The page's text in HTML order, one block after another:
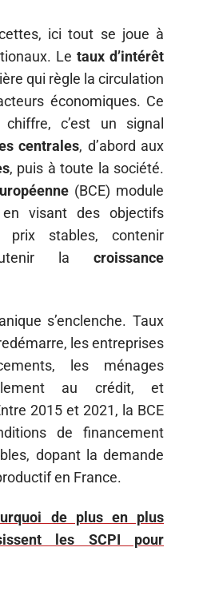
ici tout se joue à
Le taux d’intérêt
qui règle la circulation
économiques. Ce
c’est un signal
centrales, d’abord aux
, puis à toute la société.
(BCE) module
en visant des objectifs
stables, contenir
la croissance
s’enclenche. Taux
les entreprises
les ménages
au crédit, et
2015 et 2021, la BCE
de financement
dopant la demande
en France.
de plus en plus
les SCPI pour